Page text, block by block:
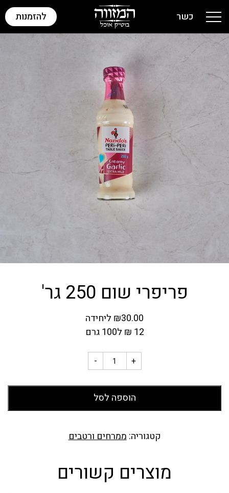
להזמנות
כשר
פריפרי שום 250 גר'
₪30.00
ליחידה
12
₪ ל100 גרם
- +
הוספה לסל
קטגוריה:ממרחים ורטבים
מוצרים קשורים